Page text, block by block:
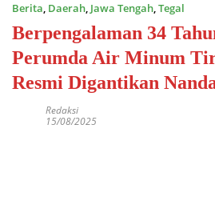
Berita, Daerah, Jawa Tengah,Tegal
Berpengalaman 34
Perumda Air Minum
Resmi Digantikan
Redaksi
15/08/2025